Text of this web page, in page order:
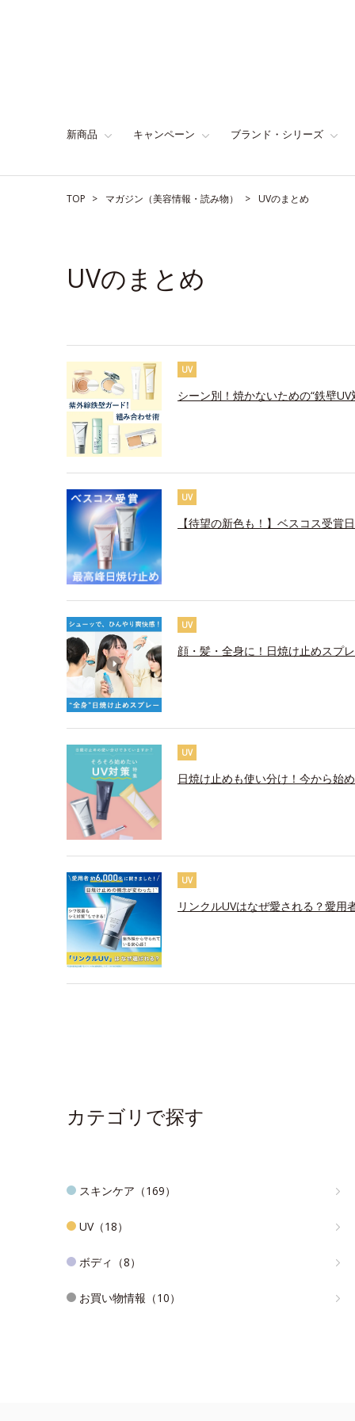
新商品 キャンペーン ブランド・シリーズ
TOP マガジン（美容情報・読み物） UVのまとめ
UVのまとめ
UV
シーン別！焼かないための“鉄壁
UV
【待望の新色も！】ベスコス受賞
UV
顔・髪・全身に！日焼け止めスプ
UV
日焼け止めも使い分け！今から始
UV
リンクルUVはなぜ愛される？愛
カテゴリで探す
スキンケア（169）
UV（18）
ボディ（8）
お買い物情報（10）